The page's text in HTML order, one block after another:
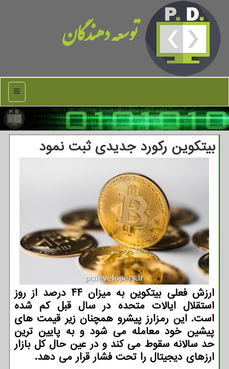
توسعه دهندگان
منو
بیتکوین رکورد جدیدی ثبت نمود
ارزش فعلی بیتکوین به میزان 44 درصد از روز
استقلال ایالات متحده در سال قبل کم شده
است. این رمزارز پیشرو همچنان زیر قیمت های
پیشین خود معامله می شود و به پایین ترین
حد سالانه سقوط می کند و در عین حال کل بازار
ارزهای دیجیتال را تحت فشار قرار می دهد.